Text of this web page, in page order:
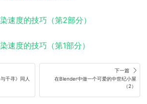
速度的技巧（第2部分）
速度的技巧（第1部分）
千寻》同人
下一篇
在Blender中做一个可爱的中世纪小屋
（2）